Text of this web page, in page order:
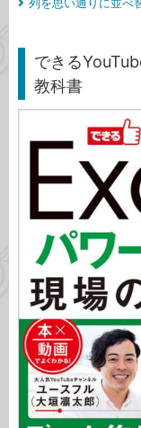
できる
教科書